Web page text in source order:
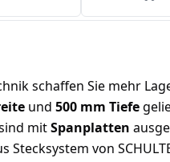
schaffen Sie mehr
und 500 mm Tiefe
mitSpanplatten
von